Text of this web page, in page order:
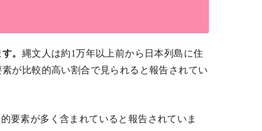
。 縄文人は約1万年以上前から日本列島に住
が比較的高い割合で見られると報告されてい
要素が多く含まれていると報告されていま